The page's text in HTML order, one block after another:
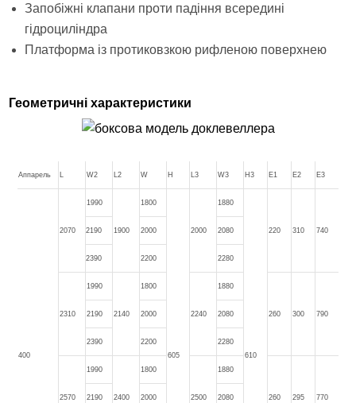
Запобіжні клапани проти падіння всередині
гідроциліндра
Платформа із протиковзкою рифленою поверхнею
Геометричні характеристики
Аппарель L W2 L2 W H L3 W3 H3 E1 E2 E3
400
2070
1990
1900
1800
605
2000
1880
610
220 310 740
2190 2000 2080
2390 2200 2280
2310
1990
2140
1800
2240
1880
260 300 790
2190 2000 2080
2390 2200 2280
2570
1990
2400
1800
2500
1880
260 295 770
2190 2000 2080